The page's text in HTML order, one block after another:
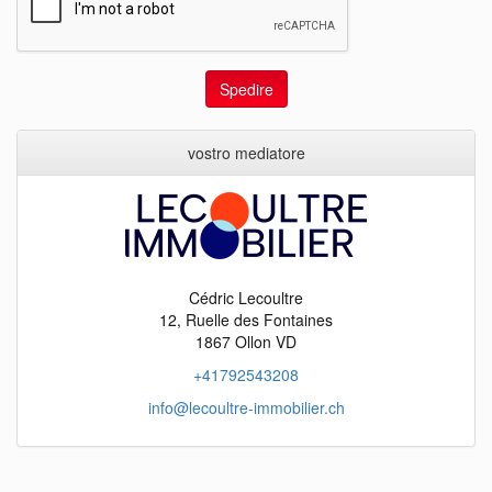
Spedire
vostro mediatore
Cédric Lecoultre
12, Ruelle des Fontaines
1867 Ollon VD
+41792543208
info@lecoultre-immobilier.ch